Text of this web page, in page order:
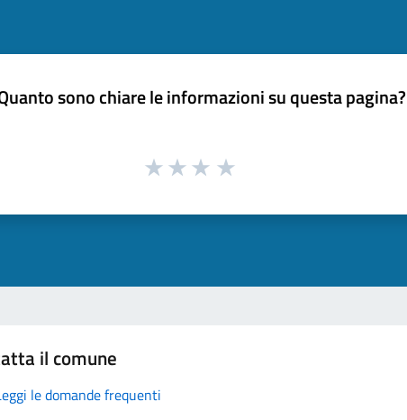
sono chiare le informazioni su questa pagina?
il comune
le domande frequenti